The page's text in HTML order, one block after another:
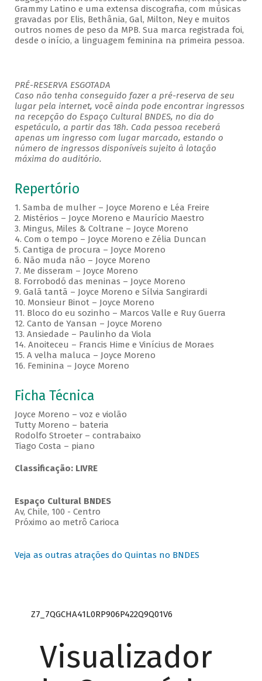
Grammy Latino e uma extensa discografia, com músicas
gravadas por Elis, Bethânia, Gal, Milton, Ney e muitos
outros nomes de peso da MPB. Sua marca registrada foi,
desde o início, a linguagem feminina na primeira pessoa.
PRÉ-RESERVA ESGOTADA
Caso não tenha conseguido fazer a pré-reserva de seu
lugar pela internet, você ainda pode encontrar ingressos
na recepção do Espaço Cultural BNDES, no dia do
espetáculo, a partir das 18h. Cada pessoa receberá
apenas um ingresso com lugar marcado, estando o
número de ingressos disponíveis sujeito à lotação
máxima do auditório.
Repertório
1. Samba de mulher – Joyce Moreno e Léa Freire
2. Mistérios – Joyce Moreno e Maurício Maestro
3. Mingus, Miles & Coltrane – Joyce Moreno
4. Com o tempo – Joyce Moreno e Zélia Duncan
5. Cantiga de procura – Joyce Moreno
6. Não muda não – Joyce Moreno
7. Me disseram – Joyce Moreno
8. Forrobodó das meninas – Joyce Moreno
9. Galã tantã – Joyce Moreno e Sílvia Sangirardi
10. Monsieur Binot – Joyce Moreno
11. Bloco do eu sozinho – Marcos Valle e Ruy Guerra
12. Canto de Yansan – Joyce Moreno
13. Ansiedade – Paulinho da Viola
14. Anoiteceu – Francis Hime e Vinícius de Moraes
15. A velha maluca – Joyce Moreno
16. Feminina – Joyce Moreno
Ficha Técnica
Joyce Moreno – voz e violão
Tutty Moreno – bateria
Rodolfo Stroeter – contrabaixo
Tiago Costa – piano
Classificação: LIVRE
Espaço Cultural BNDES
Av, Chile, 100 - Centro
Próximo ao metrô Carioca
Veja as outras atrações do Quintas no BNDES
Z7_7QGCHA41L0RP906P422Q9Q01V6
Visualizador